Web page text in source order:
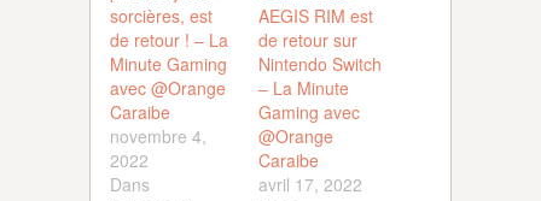
sorcières, est
de retour ! – La
Minute Gaming
avec @Orange
Caraibe
novembre 4,
2022
Dans
AEGIS RIM est
de retour sur
Nintendo Switch
– La Minute
Gaming avec
@Orange
Caraibe
avril 17, 2022